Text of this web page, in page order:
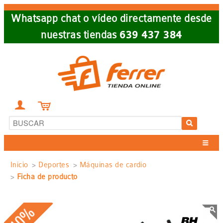
Skip
Whatsapp chat o vídeo directamente desde
nuestras tiendas 639 437 384
 
Sobrescribir
de
Inicio Deportes
Máquinas de cardio
Ficha de producto